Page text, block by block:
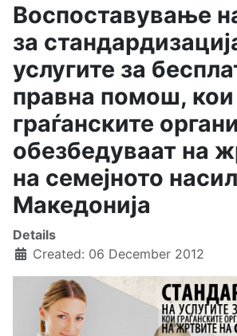
Воспоставување
за
услугите за
правна помош, кои
граѓанските
обезбедуваат на
на семејното
Македонија
Details
Created: 06 December 2012